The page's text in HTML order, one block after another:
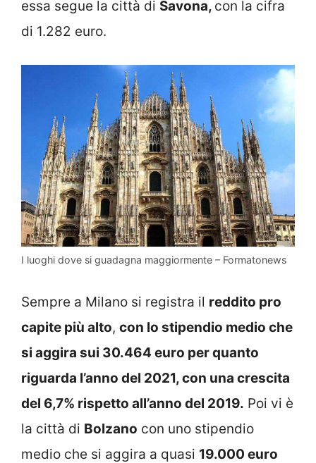
essa segue la città di Savona, con la cifra
di 1.282 euro.
I luoghi dove si guadagna maggiormente – Formatonews
Sempre a Milano si registra il reddito pro
capite più alto, con lo stipendio medio che
si aggira sui 30.464 euro per quanto
riguarda l’anno del 2021, con una crescita
del 6,7% rispetto all’anno del 2019. Poi vi è
la città di Bolzano con uno stipendio
medio che si aggira a quasi 19.000 euro